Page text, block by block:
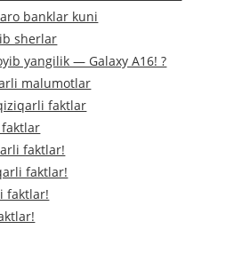
banklar kuni
sherlar
yangilik — Galaxy A16! ?
malumotlar
faktlar
faktlar!
faktlar!
faktlar!